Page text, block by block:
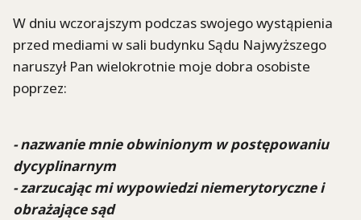
W dniu wczorajszym podczas swojego wystąpienia
przed mediami w sali budynku Sądu Najwyższego
naruszył Pan wielokrotnie moje dobra osobiste
poprzez:
- nazwanie mnie obwinionym w postępowaniu
dycyplinarnym
- zarzucając mi wypowiedzi niemerytoryczne i
obrażające sąd